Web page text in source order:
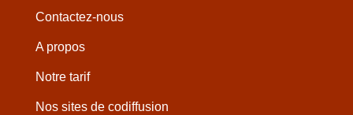
Contactez-nous
A propos
Notre tarif
Nos sites de codiffusion